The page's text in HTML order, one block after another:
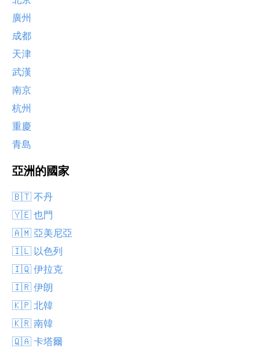
廣州
成都
天津
武漢
南京
杭州
重慶
青島
亞洲的國家
🇧🇹 不丹
🇾🇪 也門
🇦🇲 亞美尼亞
🇮🇱 以色列
🇮🇶 伊拉克
🇮🇷 伊朗
🇰🇵 北韓
🇰🇷 南韓
🇶🇦 卡塔爾